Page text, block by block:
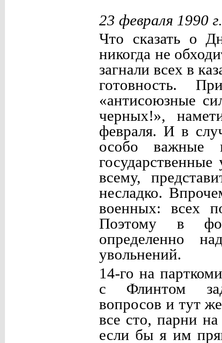
23 февраля 1990 г.
Что сказать о
никогда не
загнали всех в
готовность.
«антисоюзные
черных!»,
февраля. И в
особо важные
всему,
несладко.
военных: всех
Поэтому в
определенно
увольнений.
14-го на
с Флинтом
вопросов и тут
все сто, парни
если бы я им